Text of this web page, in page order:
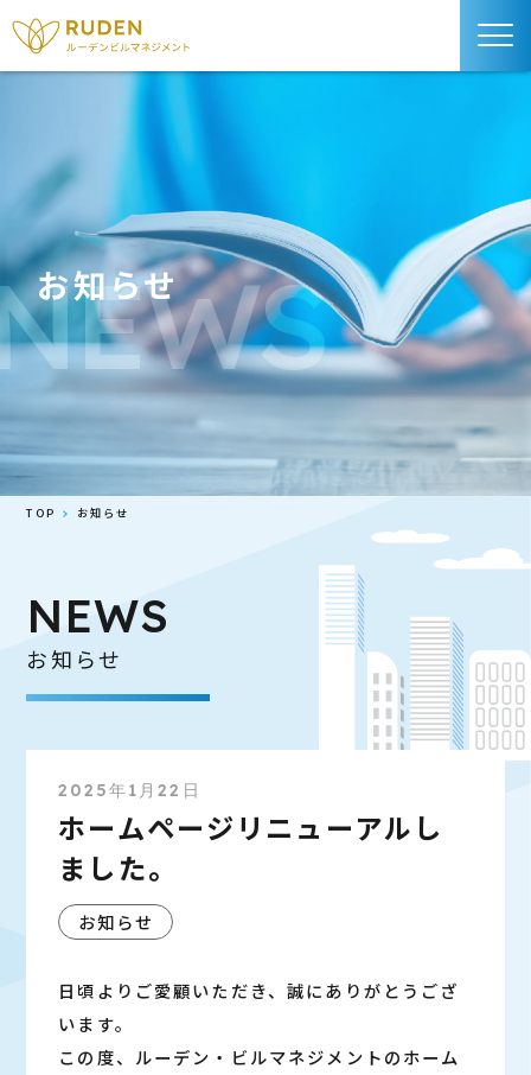
お知らせ
TOP お知らせ
NEWS
お知らせ
2025年1月22日
ホームページリニューアルし
ました。
お知らせ
日頃よりご愛顧いただき、誠にありがとうござ
います。
この度、ルーデン・ビルマネジメントのホーム